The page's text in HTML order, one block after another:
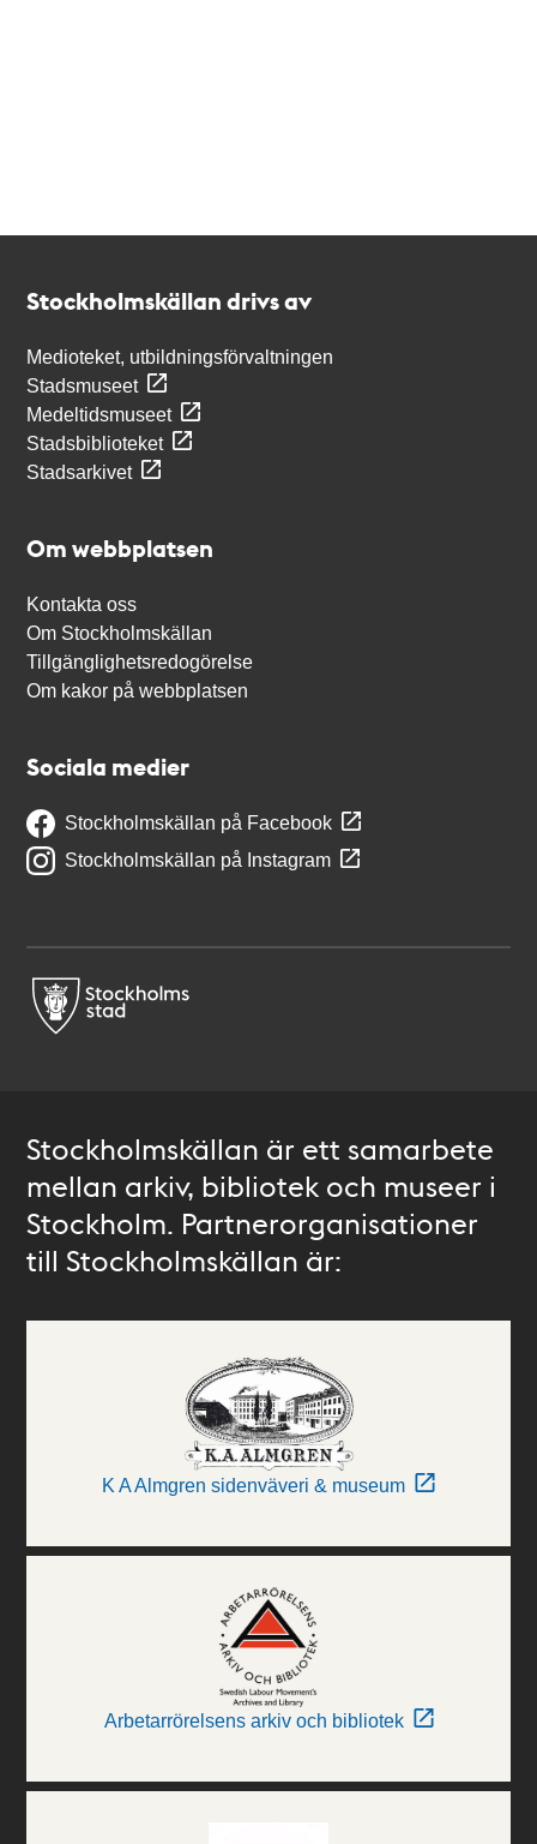
Stockholmskällan drivs av
Medioteket, utbildningsförvaltningen
Stadsmuseet
Medeltidsmuseet
Stadsbiblioteket
Stadsarkivet
Om webbplatsen
Kontakta oss
Om Stockholmskällan
Tillgänglighetsredogörelse
Om kakor på webbplatsen
Sociala medier
Stockholmskällan på Facebook
Stockholmskällan på Instagram
Stockholmskällan är ett samarbete
mellan arkiv, bibliotek och museer i
Stockholm. Partnerorganisationer
till Stockholmskällan är:
K A Almgren sidenväveri & museum
Arbetarrörelsens arkiv och bibliotek